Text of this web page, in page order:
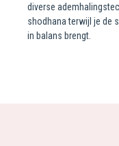
diverse
shodhana terwijl je de
in balans brengt.